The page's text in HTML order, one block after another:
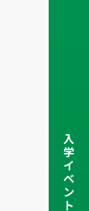
入
学
イ
ベ
ン
ト